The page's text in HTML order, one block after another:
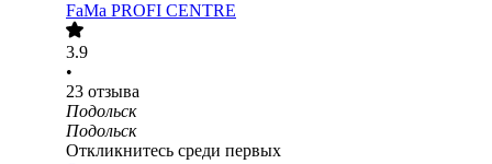
FaMa PROFI CENTRE
3.9
•
23 отзыва
Подольск
Подольск
Откликнитесь среди первых